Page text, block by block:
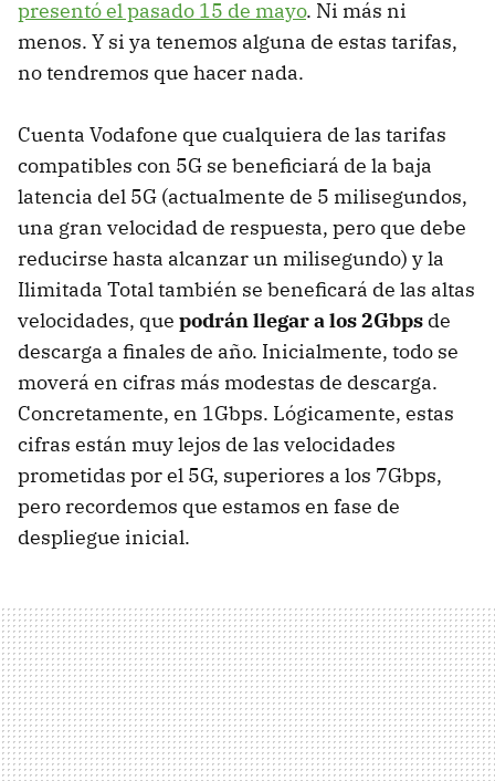
presentó el pasado 15 de mayo. Ni más ni
menos. Y si ya tenemos alguna de estas tarifas,
no tendremos que hacer nada.
Cuenta Vodafone que cualquiera de las tarifas
compatibles con 5G se beneficiará de la baja
latencia del 5G (actualmente de 5 milisegundos,
una gran velocidad de respuesta, pero que debe
reducirse hasta alcanzar un milisegundo) y la
Ilimitada Total también se beneficará de las altas
velocidades, que podrán llegar a los 2Gbps de
descarga a finales de año. Inicialmente, todo se
moverá en cifras más modestas de descarga.
Concretamente, en 1Gbps. Lógicamente, estas
cifras están muy lejos de las velocidades
prometidas por el 5G, superiores a los 7Gbps,
pero recordemos que estamos en fase de
despliegue inicial.